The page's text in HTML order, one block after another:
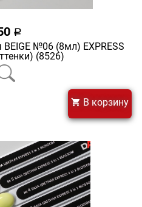
a
BEIGE №06 (8мл) EXPRESS
(8526)
В корзину